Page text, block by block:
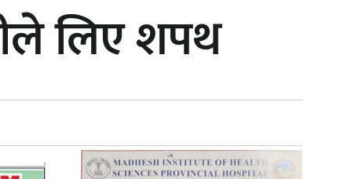
भयो : जनमत पत्रकार संघ
लिए शपथ